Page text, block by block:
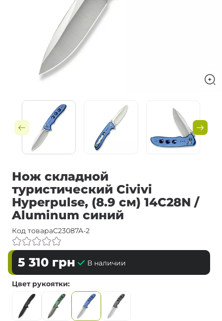
Нож складной
туристический Civivi
Hyperpulse, (8.9 см) 14C28N /
Aluminum синий
Код товараC23087A-2
5 310 грн В наличии
Цвет рукоятки